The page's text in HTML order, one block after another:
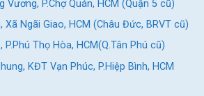
Vương, P.Chợ Quán, HCM (Quận 5 cũ)
Xã Ngãi Giao, HCM (Châu Đức, BRVT cũ)
Thọ Hòa, HCM(Q.Tân Phú cũ)
KĐT Vạn Phúc, P.Hiệp Bình, HCM